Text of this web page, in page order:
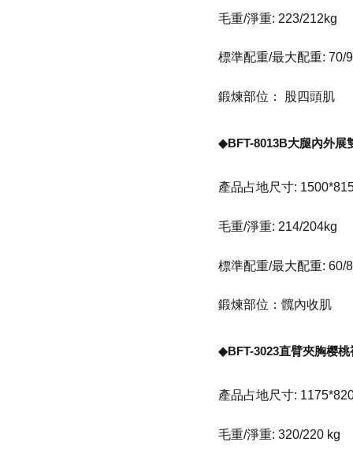
毛重/淨重: 223/212kg
標準配重/最大配重: 70/
鍛煉部位： 股四頭肌
◆BFT-8013B大腿內外展
產品占地尺寸:
毛重/淨重: 214/204kg
標準配重/最大配重: 60/
鍛煉部位：髖內收肌
◆BFT-3023直臂夾胸樱
產品占地尺寸:
毛重/淨重: 320/220 kg